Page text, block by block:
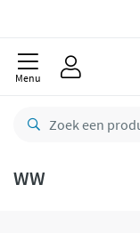
Menu
WW